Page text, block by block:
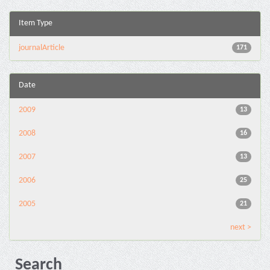
Item Type
171
journalArticle
Date
13
2009
16
2008
13
2007
25
2006
21
2005
next >
Search